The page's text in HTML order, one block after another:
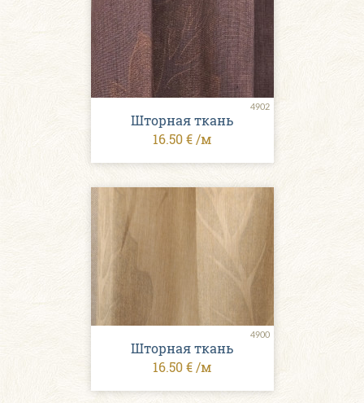
4902
Шторная ткань
16.50 € /м
4900
Шторная ткань
16.50 € /м